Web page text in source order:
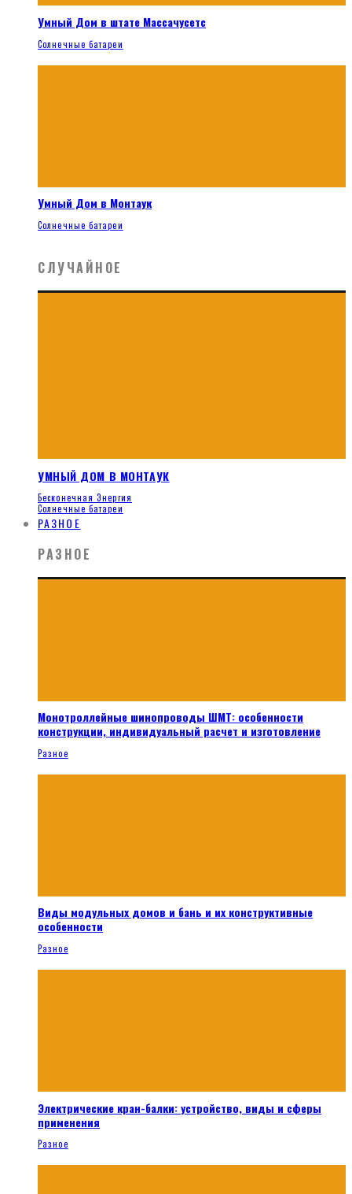
Умный Дом в штате Массачусетс
Солнечные батареи
Умный Дом в Монтаук
Солнечные батареи
СЛУЧАЙНОЕ
УМНЫЙ ДОМ В МОНТАУК
Бесконечная Энергия
Солнечные батареи
РАЗНОЕ
РАЗНОЕ
Монотроллейные шинопроводы ШМТ: особенности
конструкции, индивидуальный расчет и изготовление
Разное
Виды модульных домов и бань и их конструктивные
особенности
Разное
Электрические кран-балки: устройство, виды и сферы
применения
Разное